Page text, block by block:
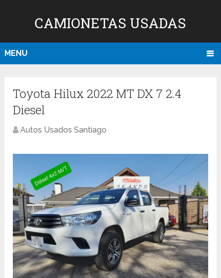
CAMIONETAS USADAS
MENU
Toyota Hilux 2022 MT DX 7 2.4
Diesel
Autos Usados Santiago